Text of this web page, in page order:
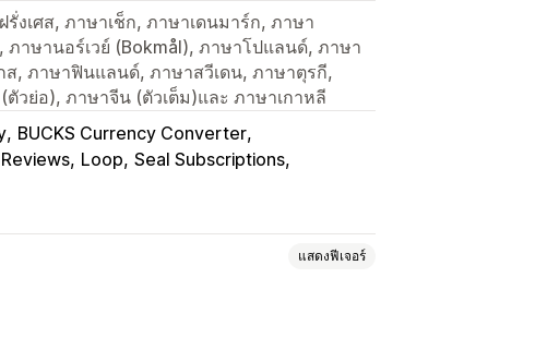
งเศส, ภาษาเช็ก, ภาษาเดนมาร์ก, ภาษา
าษานอร์เวย์ (Bokmål), ภาษาโปแลนด์, ภาษา
ส, ภาษาฟินแลนด์, ภาษาสวีเดน, ภาษาตุรกี,
วย่อ), ภาษาจีน (ตัวเต็ม)และ ภาษาเกาหลี
BUCKS Currency Converter
Loop Seal Subscriptions
แสดงฟีเจอร์